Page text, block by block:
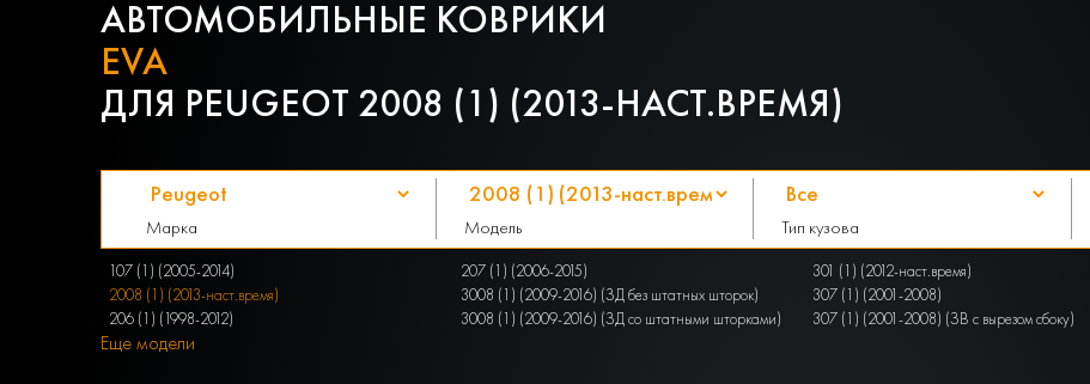
АВТОМОБИЛЬНЫЕ КОВРИКИ
EVA
ДЛЯ PEUGEOT 2008 (1) (2013-НАСТ.ВРЕМЯ)
Марка Модель Тип кузова
107 (1) (2005-2014)
2008 (1) (2013-наст.время)
206 (1) (1998-2012)
207 (1) (2006-2015)
3008 (1) (2009-2016) (ЗД без штатных шторок)
3008 (1) (2009-2016) (ЗД со штатными шторками)
301 (1) (2012-наст.время)
307 (1) (2001-2008)
307 (1) (2001-2008) (ЗВ с вырезом сбоку)
Еще модели